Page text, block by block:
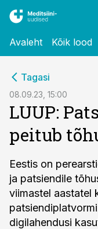
Avaleht Kõik lood
Tagasi
08.09.23, 15:00
LUUP:
peitub
Eestis on
ja patsiendile
viimastel aastatel
digilahendusi